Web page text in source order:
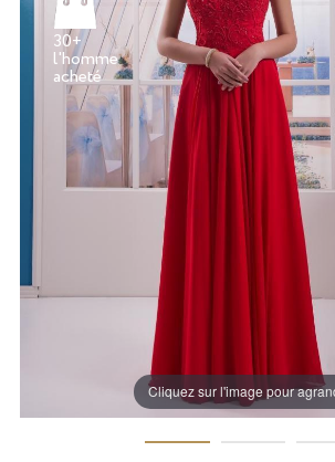
Cliquez sur l'image pour
30+
l'homme
acheté